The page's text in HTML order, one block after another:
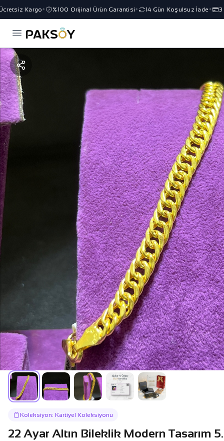
Kargo✦ %100 Orijinal Ürün Garantisi✦ 14 Gün Koşulsuz İade✦ 3
Koleksiyon: Kartiyel Koleksiyonu
22 Ayar Altın Bileklik Modern Tasarım